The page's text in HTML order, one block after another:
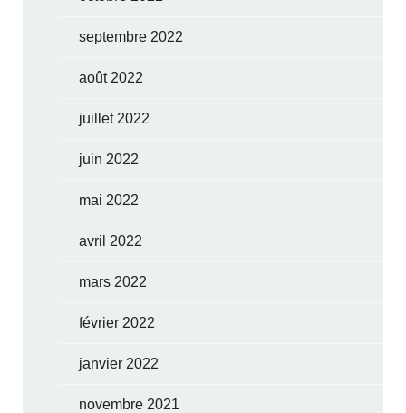
septembre 2022
août 2022
juillet 2022
juin 2022
mai 2022
avril 2022
mars 2022
février 2022
janvier 2022
novembre 2021